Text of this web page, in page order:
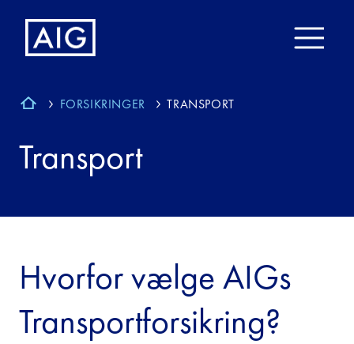
FORSIKRINGER TRANSPORT
Transport
Hvorfor vælge AIGs
Transportforsikring?